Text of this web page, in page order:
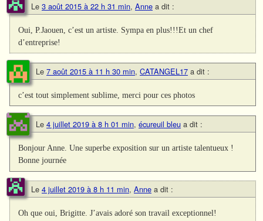
Le 3 août 2015 à 22 h 31 min, Anne a dit :
Oui, P.Jaouen, c’est un artiste. Sympa en plus!!!Et un chef
d’entreprise!
Le 7 août 2015 à 11 h 30 min, CATANGEL17 a dit :
c’est tout simplement sublime, merci pour ces photos
Le 4 juillet 2019 à 8 h 01 min, écureuil bleu a dit :
Bonjour Anne. Une superbe exposition sur un artiste talentueux !
Bonne journée
Le 4 juillet 2019 à 8 h 11 min, Anne a dit :
Oh que oui, Brigitte. J’avais adoré son travail exceptionnel!